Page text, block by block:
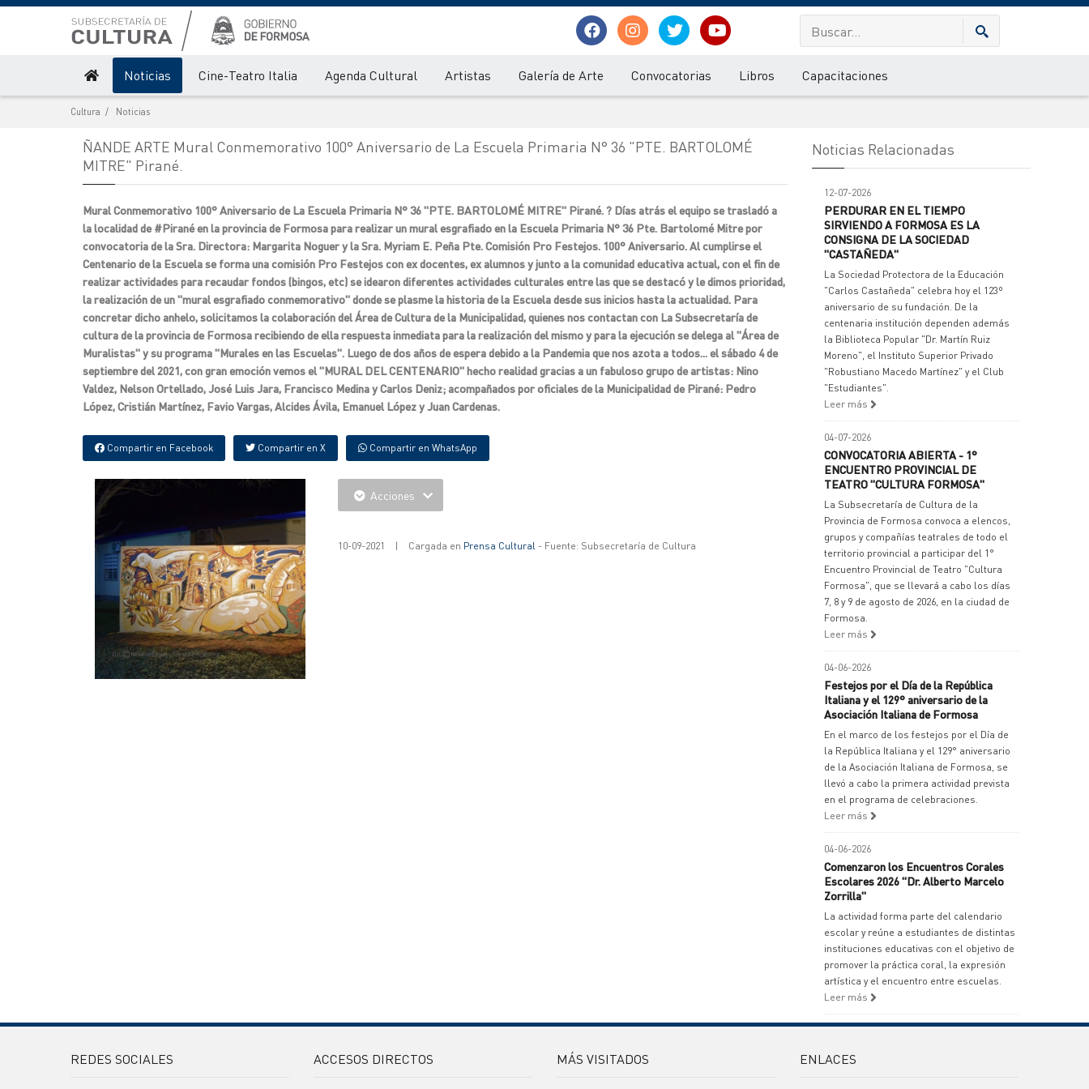
Noticias Cine-Teatro Italia Agenda Cultural Artistas Galería de Arte Convocatorias Libros Capacitaciones
Cultura Noticias
ÑANDE ARTE Mural Conmemorativo 100° Aniversario de La Escuela Primaria N° 36 "PTE. BARTOLOMÉ
MITRE" Pirané.
Mural Conmemorativo 100° Aniversario de La Escuela Primaria N° 36 "PTE. BARTOLOMÉ MITRE" Pirané. ? Días atrás el equipo se trasladó a
la localidad de #Pirané en la provincia de Formosa para realizar un mural esgrafiado en la Escuela Primaria N° 36 Pte. Bartolomé Mitre por
convocatoria de la Sra. Directora: Margarita Noguer y la Sra. Myriam E. Peña Pte. Comisión Pro Festejos. 100° Aniversario. Al cumplirse el
Centenario de la Escuela se forma una comisión Pro Festejos con ex docentes, ex alumnos y junto a la comunidad educativa actual, con el fin de
realizar actividades para recaudar fondos (bingos, etc) se idearon diferentes actividades culturales entre las que se destacó y le dimos prioridad,
la realización de un "mural esgrafiado conmemorativo" donde se plasme la historia de la Escuela desde sus inicios hasta la actualidad. Para
concretar dicho anhelo, solicitamos la colaboración del Área de Cultura de la Municipalidad, quienes nos contactan con La Subsecretaría de
cultura de la provincia de Formosa recibiendo de ella respuesta inmediata para la realización del mismo y para la ejecución se delega al "Área de
Muralistas" y su programa "Murales en las Escuelas". Luego de dos años de espera debido a la Pandemia que nos azota a todos... el sábado 4 de
septiembre del 2021, con gran emoción vemos el "MURAL DEL CENTENARIO" hecho realidad gracias a un fabuloso grupo de artistas: Nino
Valdez, Nelson Ortellado, José Luis Jara, Francisco Medina y Carlos Deniz; acompañados por oficiales de la Municipalidad de Pirané: Pedro
López, Cristián Martínez, Favio Vargas, Alcides Ávila, Emanuel López y Juan Cardenas.
Compartir en Facebook Compartir en X Compartir en WhatsApp
Acciones
10-09-2021 | Cargada en Prensa Cultural- Fuente: Subsecretaría de Cultura
Noticias Relacionadas
12-07-2026
PERDURAR EN EL TIEMPO
SIRVIENDO A FORMOSA ES LA
CONSIGNA DE LA SOCIEDAD
"CASTAÑEDA"
La Sociedad Protectora de la Educación
"Carlos Castañeda" celebra hoy el 123º
aniversario de su fundación. De la
centenaria institución dependen además
la Biblioteca Popular "Dr. Martín Ruiz
Moreno", el Instituto Superior Privado
"Robustiano Macedo Martínez" y el Club
"Estudiantes".
Leer más
04-07-2026
CONVOCATORIA ABIERTA - 1°
ENCUENTRO PROVINCIAL DE
TEATRO "CULTURA FORMOSA"
La Subsecretaría de Cultura de la
Provincia de Formosa convoca a elencos,
grupos y compañías teatrales de todo el
territorio provincial a participar del 1°
Encuentro Provincial de Teatro "Cultura
Formosa", que se llevará a cabo los días
7, 8 y 9 de agosto de 2026, en la ciudad de
Formosa.
Leer más
04-06-2026
Festejos por el Día de la República
Italiana y el 129° aniversario de la
Asociación Italiana de Formosa
En el marco de los festejos por el Día de
la República Italiana y el 129° aniversario
de la Asociación Italiana de Formosa, se
llevó a cabo la primera actividad prevista
en el programa de celebraciones.
Leer más
04-06-2026
Comenzaron los Encuentros Corales
Escolares 2026 "Dr. Alberto Marcelo
Zorrilla"
La actividad forma parte del calendario
escolar y reúne a estudiantes de distintas
instituciones educativas con el objetivo de
promover la práctica coral, la expresión
artística y el encuentro entre escuelas.
Leer más
REDES SOCIALES ACCESOS DIRECTOS MÁS VISITADOS ENLACES